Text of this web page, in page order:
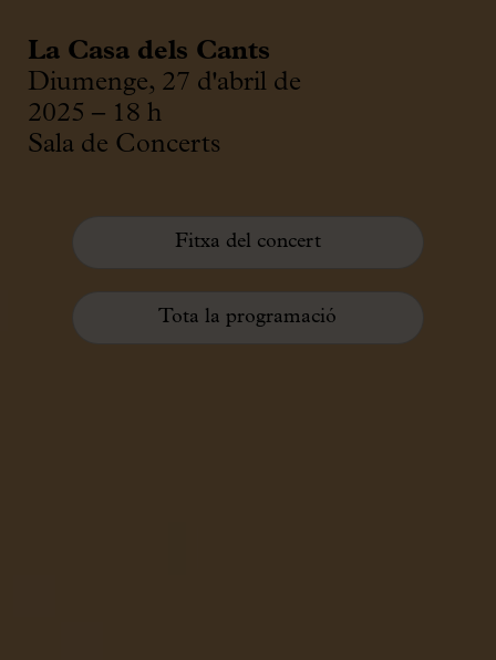
La Casa dels Cants
Diumenge, 27 d'abril de
2025 – 18 h
Sala de Concerts
Fitxa del concert
Tota la programació